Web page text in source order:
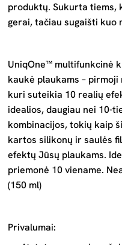
produktų. Sukurta tiems,
gerai, tačiau sugaišti kuo
UniqOne™ multifunkcinė
kaukė plaukams – pirmoji
kuri suteikia 10 realių
idealios, daugiau nei 10-
kombinacijos, tokių kaip
kartos silikonų ir saulės
efektų Jūsų plaukams.
priemonė 10 viename.
(150 ml)
Privalumai: